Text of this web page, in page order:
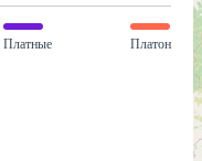
Платные Платон